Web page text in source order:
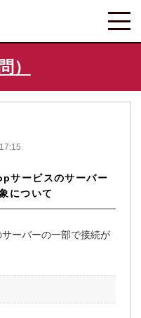
）
ービスのサーバー
について
ーバーの一部で接続が